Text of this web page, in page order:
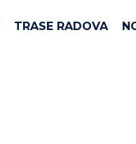
TRASE RADOVA